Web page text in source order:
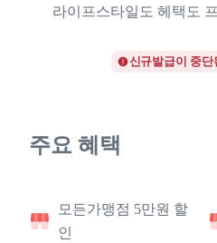
라이프스타일도 헤택도
신규발급이 중단
주요 혜택
모든가맹점 5만원 할
인